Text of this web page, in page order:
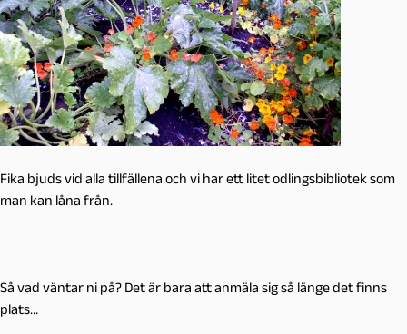
Fika bjuds vid alla tillfällena och vi har ett litet odlingsbibliotek som
man kan låna från.
Så vad väntar ni på? Det är bara att anmäla sig så länge det finns
plats…